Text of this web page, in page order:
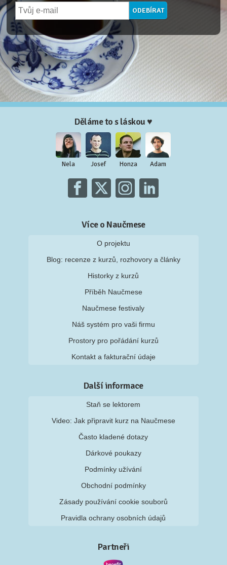
Děláme to s láskou ♥
Nela Josef Honza Adam
Více o Naučmese
O projektu
Blog: recenze z kurzů, rozhovory a články
Historky z kurzů
Příběh Naučmese
Naučmese festivaly
Náš systém pro vaši firmu
Prostory pro pořádání kurzů
Kontakt a fakturační údaje
Další informace
Staň se lektorem
Video: Jak připravit kurz na Naučmese
Často kladené dotazy
Dárkové poukazy
Podmínky užívání
Obchodní podmínky
Zásady používání cookie souborů
Pravidla ochrany osobních údajů
Partneři